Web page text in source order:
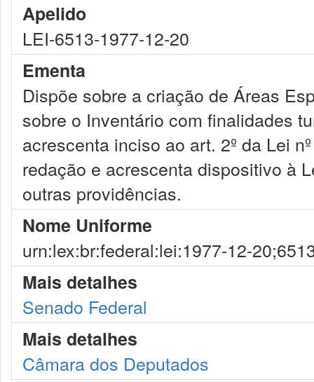
Apelido
LEI-6513-1977-12-20
Ementa
Dispõe sobre a criação de Áreas
sobre o Inventário com finalidades
acrescenta inciso ao art. 2º da Lei
redação e acrescenta dispositivo à
outras providências.
Nome Uniforme
urn:lex:br:federal:lei:1977-12-
Mais detalhes
Senado Federal
Mais detalhes
Câmara dos Deputados